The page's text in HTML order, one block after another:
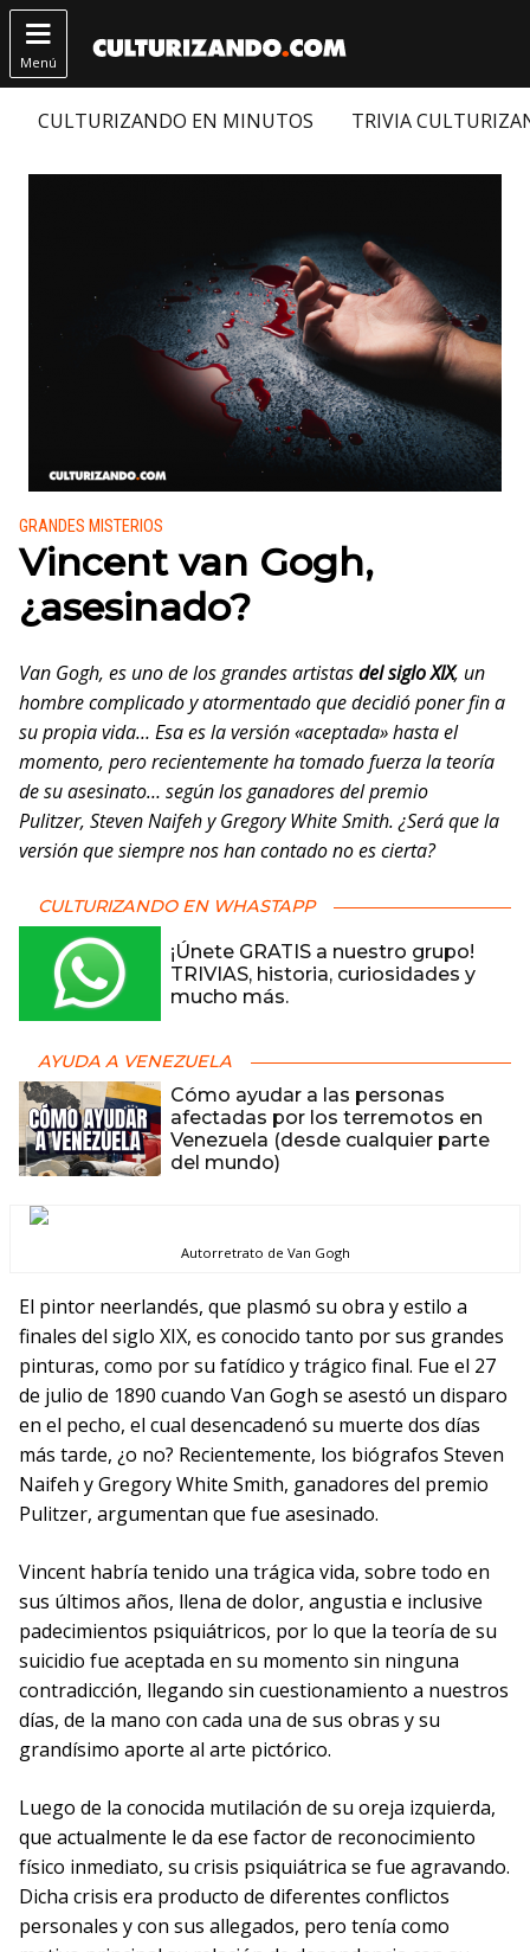

Menú
CULTURIZANDO EN MINUTOS TRIVIA
Publicado en:
GRANDES MISTERIOS
Vincent van Gogh,
¿asesinado?
Van Gogh, es uno de los grandes artistasdel siglo XIX, un
hombre complicado y atormentado que decidió poner fin a
su propia vida… Esa es la versión «aceptada» hasta el
momento, pero recientemente ha tomado fuerza la teoría
de su asesinato… según los ganadores del premio
Pulitzer, Steven Naifeh y Gregory White Smith. ¿Será que la
versión que siempre nos han contado no es cierta?
CULTURIZANDO EN WHASTAPP
¡Únete GRATIS a nuestro grupo!
TRIVIAS, historia, curiosidades y
mucho más.
AYUDA A VENEZUELA
Cómo ayudar a las personas
afectadas por los terremotos en
Venezuela (desde cualquier parte
del mundo)
Autorretrato de Van Gogh
El pintor neerlandés, que plasmó su obra y estilo a
finales del siglo XIX, es conocido tanto por sus grandes
pinturas, como por su fatídico y trágico final. Fue el 27
de julio de 1890 cuando Van Gogh se asestó un disparo
en el pecho, el cual desencadenó su muerte dos días
más tarde, ¿o no? Recientemente, los biógrafos Steven
Naifeh y Gregory White Smith, ganadores del premio
Pulitzer, argumentan que fue asesinado.
Vincent habría tenido una trágica vida, sobre todo en
sus últimos años, llena de dolor, angustia e inclusive
padecimientos psiquiátricos, por lo que la teoría de su
suicidio fue aceptada en su momento sin ninguna
contradicción, llegando sin cuestionamiento a nuestros
días, de la mano con cada una de sus obras y su
grandísimo aporte al arte pictórico.
Luego de la conocida mutilación de su oreja izquierda,
que actualmente le da ese factor de reconocimiento
físico inmediato, su crisis psiquiátrica se fue agravando.
Dicha crisis era producto de diferentes conflictos
personales y con sus allegados, pero tenía como